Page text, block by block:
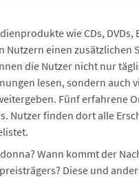
wie CDs,
einen
die Nutzer nicht nur
lesen, sondern
Fünf erfahrene
Nutzer finden dort alle
Wann kommt der
Diese und